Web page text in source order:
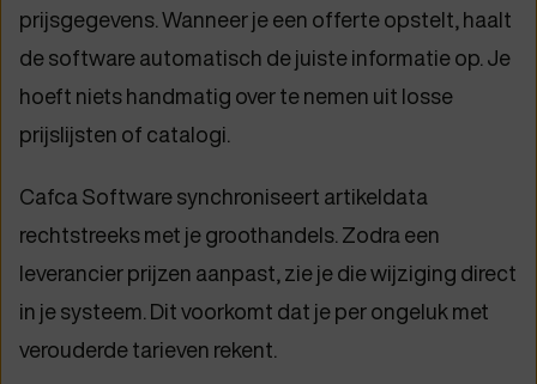
prijsgegevens. Wanneer je een offerte opstelt, haalt
de software automatisch de juiste informatie op. Je
hoeft niets handmatig over te nemen uit losse
prijslijsten of catalogi.
Cafca Software synchroniseert artikeldata
rechtstreeks met je groothandels. Zodra een
leverancier prijzen aanpast, zie je die wijziging direct
in je systeem. Dit voorkomt dat je per ongeluk met
verouderde tarieven rekent.